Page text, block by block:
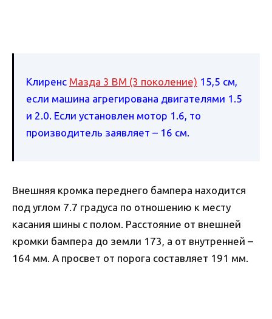
Клиренс Мазда 3 BM (3 поколение) 15,5 см,
если машина агрегирована двигателями 1.5
и 2.0. Если установлен мотор 1.6, то
производитель заявляет – 16 см.
Внешняя кромка переднего бампера находится
под углом 7.7 градуса по отношению к месту
касания шины с полом. Расстояние от внешней
кромки бампера до земли 173, а от внутренней –
164 мм. А просвет от порога составляет 191 мм.